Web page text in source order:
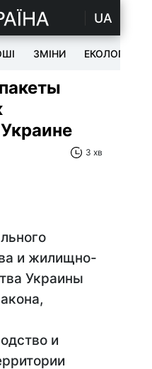
UA
ЗМІНИ ЕКОЛОГІЯ
3 хв
и жилищно-
Украины
и